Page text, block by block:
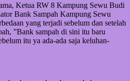
Ketua RW 8 Kampung Sewu Budi
Bank Sampah Kampung Sewu
yang terjadi sebelum dan setelah
”Bank sampah di sini itu baru
itu ya ada-ada saja keluhan-